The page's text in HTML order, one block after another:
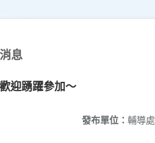
息
迎踴躍參加～
發布單位： 輔導處